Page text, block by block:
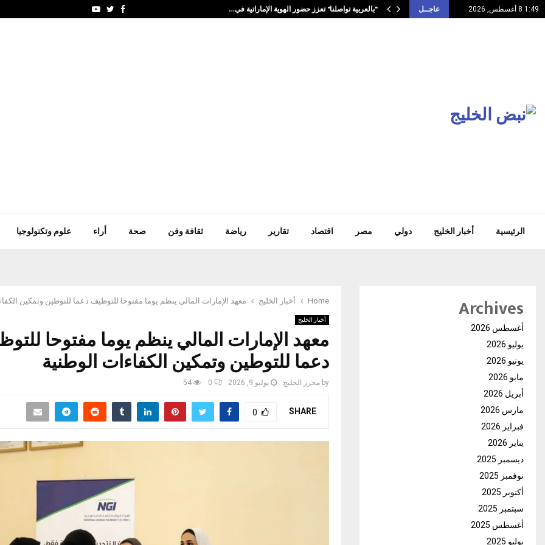
1:49 8 أغسطس, 2026 عاجــل "بالعربية تواصلنا" تعزز حضور الهوية الإماراتية في… Facebook
Twitter
Youtube
الرئيسية أخبار الخليج دولي مصر اقتصاد تقارير رياضة ثقافة وفن صحة أراء علوم وتكنولوجيا
Home أخبار الخليج معهد الإمارات المالي ينظم يوما مفتوحا للتوظيف دعما للتوطين وتمكين
أخبار الخليج
معهد الإمارات المالي ينظم يوما مفتوحا
دعما للتوطين وتمكين الكفاءات الوطنية
by محرر الخليج يوليو 9, 2026 0
54
SHARE
0
Archives
أغسطس 2026
يوليو 2026
يونيو 2026
مايو 2026
أبريل 2026
مارس 2026
فبراير 2026
يناير 2026
ديسمبر 2025
نوفمبر 2025
أكتوبر 2025
سبتمبر 2025
أغسطس 2025
يوليو 2025